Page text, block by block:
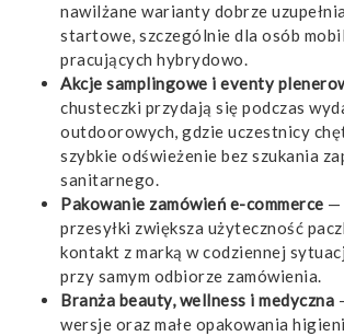
nawilżane warianty dobrze
startowe, szczególnie dla osób
pracujących hybrydowo.
Akcje samplingowe i eventy
chusteczki przydają się podczas
outdoorowych, gdzie uczestnicy
szybkie odświeżenie bez szukania
sanitarnego.
Pakowanie zamówień e-commerce —
przesyłki zwiększa użyteczność
kontakt z marką w codziennej
przy samym odbiorze zamówienia.
Branża beauty, wellness i medyczna
wersje oraz małe opakowania